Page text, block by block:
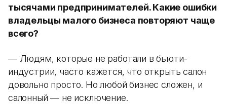
тысячами предпринимателей. Какие ошибки
владельцы малого бизнеса повторяют чаще
всего?
— Людям, которые не работали в бьюти-
индустрии, часто кажется, что открыть салон
довольно просто. Но любой бизнес сложен, и
салонный — не исключение.